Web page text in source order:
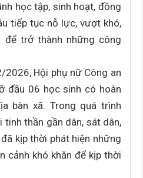
học tập, sinh hoạt, đồng
tiếp tục nỗ lực, vượt khó,
để trở thành những công
Hội phụ nữ Công an
đầu 06 học sinh có hoàn
bàn xã. Trong quá trình
tinh thần gần dân, sát dân,
kịp thời phát hiện những
cảnh khó khăn để kịp thời